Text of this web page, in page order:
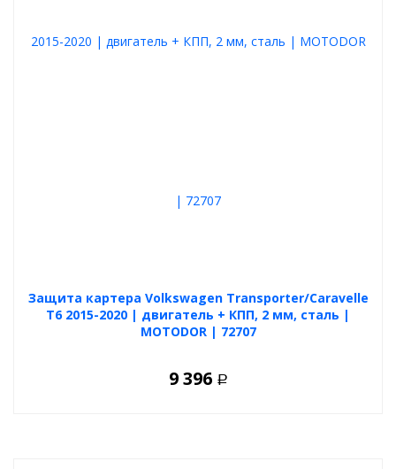
Защита картера Volkswagen Transporter/Caravelle
T6 2015-2020 | двигатель + КПП, 2 мм, сталь |
MOTODOR | 72707
9 396 Р